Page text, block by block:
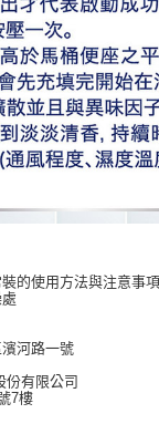
的使用方法與注意事項
河路一號
份有限公司
7樓